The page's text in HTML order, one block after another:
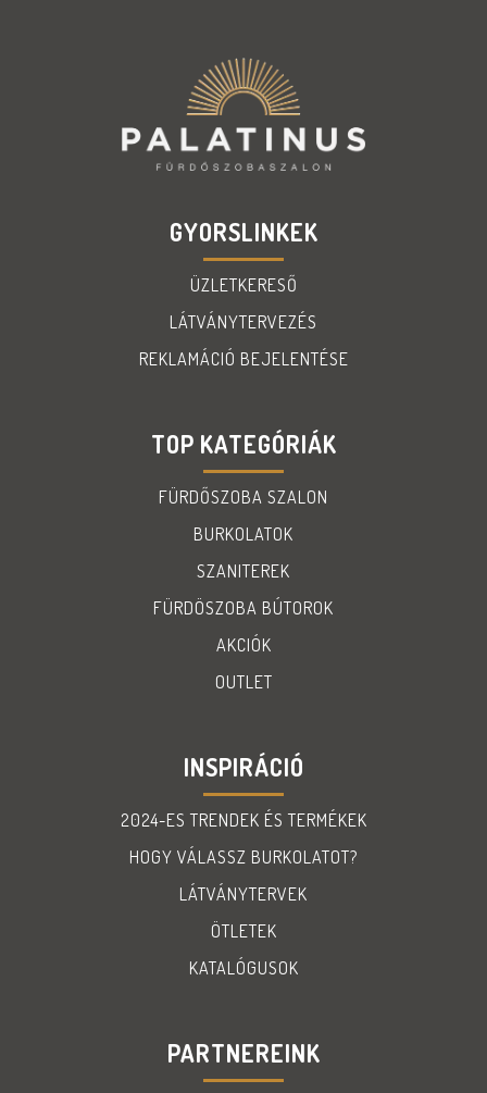
GYORSLINKEK
ÜZLETKERESŐ
LÁTVÁNYTERVEZÉS
REKLAMÁCIÓ BEJELENTÉSE
TOP KATEGÓRIÁK
FÜRDŐSZOBA SZALON
BURKOLATOK
SZANITEREK
FÜRDÖSZOBA BÚTOROK
AKCIÓK
OUTLET
INSPIRÁCIÓ
2024-ES TRENDEK ÉS TERMÉKEK
HOGY VÁLASSZ BURKOLATOT?
LÁTVÁNYTERVEK
ÖTLETEK
KATALÓGUSOK
PARTNEREINK